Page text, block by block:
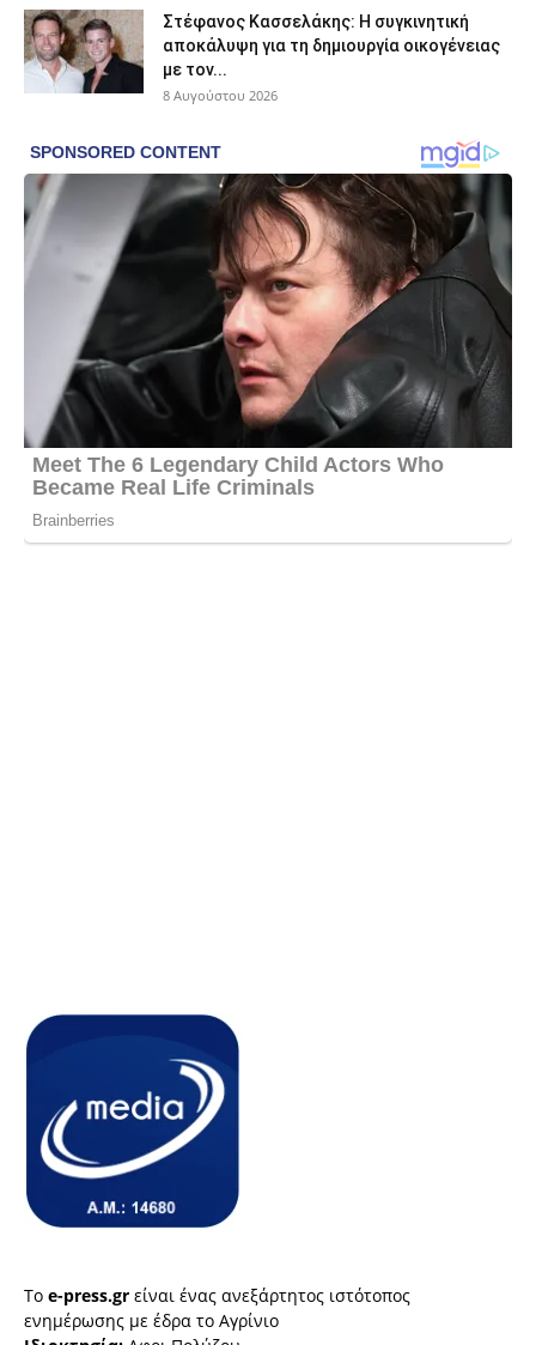
Στέφανος Κασσελάκης: Η συγκινητική
αποκάλυψη για τη δηµιουργία οικογένειας
με τον...
8 Αυγούστου 2026
Το e-press.gr είναι ένας ανεξάρτητος ιστότοπος
ενημέρωσης με έδρα το Αγρίνιο